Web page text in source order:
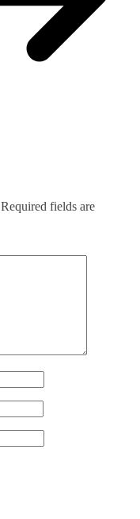
Required fields are